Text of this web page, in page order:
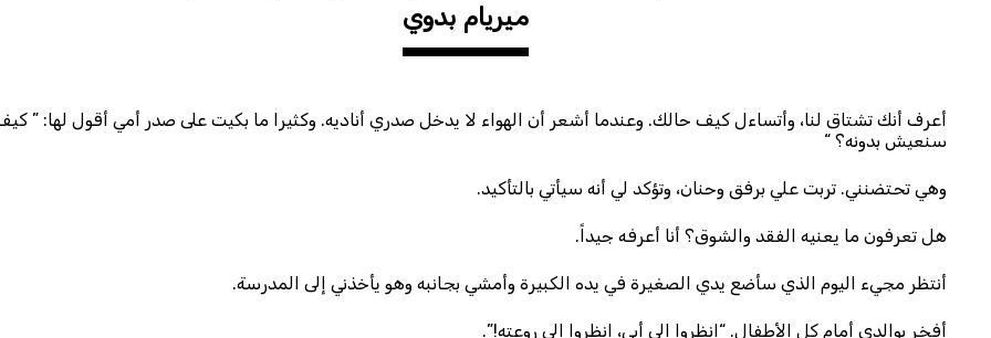
ميريام بدوي
أعرف أنك تشتاق لنا، وأتساءل كيف حالك. وعندما أشعر أن الهواء لا يدخل صدري أناديه. وكثيرا ما بكيت على صدر أمي أقول لها: ”
سنعيش بدونه؟ “
وهي تحتضنني. تربت علي برفق وحنان، وتؤكد لي أنه سيأتي بالتأكيد.
هل تعرفون ما يعنيه الفقد والشوق؟ أنا أعرفه جيداً.
أنتظر مجيء اليوم الذي سأضع يدي الصغيرة في يده الكبيرة وأمشي بجانبه وهو يأخذني إلى المدرسة.
أفخر بوالدي أمام كل الأطفال. “انظروا الى أبي، انظروا الى روعته!”.